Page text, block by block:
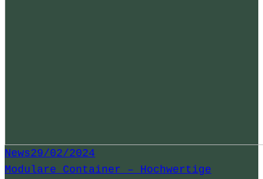
News29/02/2024
Modulare Container – Hochwertige